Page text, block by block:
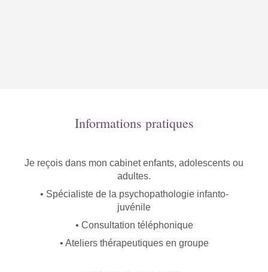
Informations pratiques
Je reçois dans mon cabinet enfants, adolescents ou
adultes.
• Spécialiste de la psychopathologie infanto-
juvénile
• ​Consultation téléphonique
• Ateliers thérapeutiques en groupe